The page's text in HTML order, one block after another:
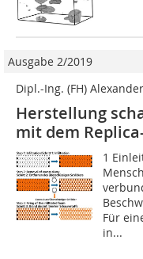
Ausgabe 2/2019
Dipl.-Ing. (FH)
Herstellung
mit dem
1
Für
in...